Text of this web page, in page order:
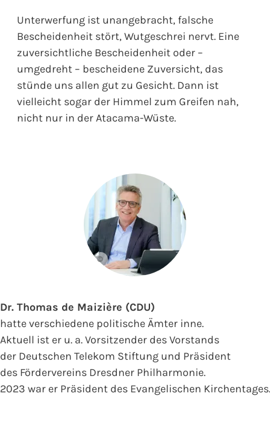
Unterwerfung ist unangebracht, falsche
Bescheidenheit stört, Wutgeschrei nervt. Eine
zuversichtliche Bescheidenheit oder –
umgedreht – bescheidene Zuversicht, das
stünde uns allen gut zu Gesicht. Dann ist
vielleicht sogar der Himmel zum Greifen nah,
nicht nur in der Atacama-Wüste.
©
Dr. Thomas de Maizière (CDU)
hatte verschiedene politische Ämter inne.
Aktuell ist er u. a. Vorsitzender des Vorstands
der Deutschen Telekom Stiftung und Präsident
des Fördervereins Dresdner Philharmonie.
2023 war er Präsident des Evangelischen Kirchentages.